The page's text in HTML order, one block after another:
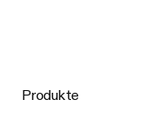
Produkte